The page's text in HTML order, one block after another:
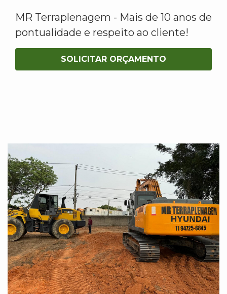
MR Terraplenagem - Mais de 10 anos de
pontualidade e respeito ao cliente!
SOLICITAR ORÇAMENTO